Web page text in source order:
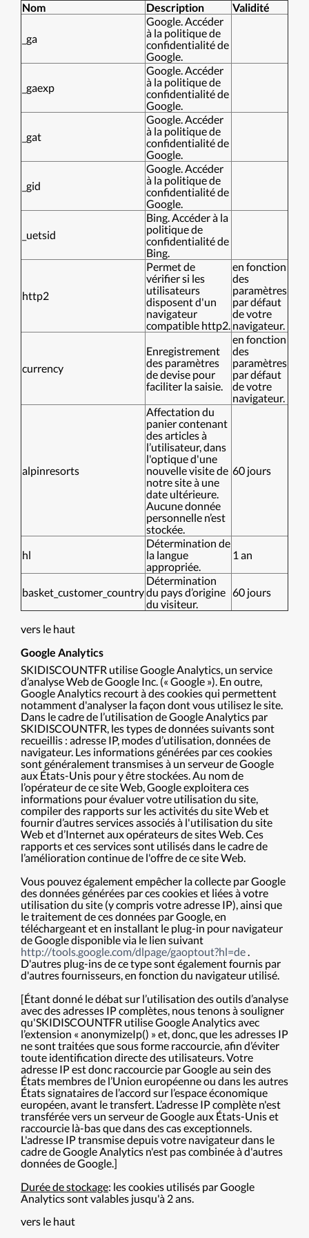
Nom
Description Validité
_ga
Google. Accéder
à la politique de
confidentialité de
Google.
_gaexp
Google. Accéder
à la politique de
confidentialité de
Google.
_gat
Google. Accéder
à la politique de
confidentialité de
Google.
_gid
Google. Accéder
à la politique de
confidentialité de
Google.
_uetsid
Bing. Accéder à la
politique de
confidentialité de
Bing.
http2
Permet de
vérifier si les
utilisateurs
disposent d'un
navigateur
compatible http2.
en fonction
des
paramètres
par défaut
de votre
navigateur.
currency
Enregistrement
des paramètres
de devise pour
faciliter la saisie.
en fonction
des
paramètres
par défaut
de votre
navigateur.
alpinresorts
Affectation du
panier contenant
des articles à
l’utilisateur, dans
l'optique d'une
nouvelle visite de
notre site à une
date ultérieure.
Aucune donnée
personnelle n’est
stockée.
60 jours
hl
Détermination de
la langue
appropriée.
1 an
basket_customer_country
Détermination
du pays d’origine
du visiteur.
60 jours
vers le haut
Google Analytics
SKIDISCOUNTFR utilise Google Analytics, un service
d’analyse Web de Google Inc. (« Google »). En outre,
Google Analytics recourt à des cookies qui permettent
notamment d'analyser la façon dont vous utilisez le site.
Dans le cadre de l’utilisation de Google Analytics par
SKIDISCOUNTFR, les types de données suivants sont
recueillis : adresse IP, modes d’utilisation, données de
navigateur. Les informations générées par ces cookies
sont généralement transmises à un serveur de Google
aux États-Unis pour y être stockées. Au nom de
l’opérateur de ce site Web, Google exploitera ces
informations pour évaluer votre utilisation du site,
compiler des rapports sur les activités du site Web et
fournir d’autres services associés à l'utilisation du site
Web et d’Internet aux opérateurs de sites Web. Ces
rapports et ces services sont utilisés dans le cadre de
l’amélioration continue de l'offre de ce site Web.
Vous pouvez également empêcher la collecte par Google
des données générées par ces cookies et liées à votre
utilisation du site (y compris votre adresse IP), ainsi que
le traitement de ces données par Google, en
téléchargeant et en installant le plug-in pour navigateur
de Google disponible via le lien suivant
http://tools.google.com/dlpage/gaoptout?hl=de.
D'autres plug-ins de ce type sont également fournis par
d'autres fournisseurs, en fonction du navigateur utilisé.
[Étant donné le débat sur l’utilisation des outils d’analyse
avec des adresses IP complètes, nous tenons à souligner
qu'SKIDISCOUNTFR utilise Google Analytics avec
l’extension « anonymizeIp() » et, donc, que les adresses IP
ne sont traitées que sous forme raccourcie, afin d’éviter
toute identification directe des utilisateurs. Votre
adresse IP est donc raccourcie par Google au sein des
États membres de l’Union européenne ou dans les autres
États signataires de l’accord sur l’espace économique
européen, avant le transfert. L’adresse IP complète n'est
transférée vers un serveur de Google aux États-Unis et
raccourcie là-bas que dans des cas exceptionnels.
L'adresse IP transmise depuis votre navigateur dans le
cadre de Google Analytics n'est pas combinée à d'autres
données de Google.]
Durée de stockage: les cookies utilisés par Google
Analytics sont valables jusqu'à 2 ans.
vers le haut